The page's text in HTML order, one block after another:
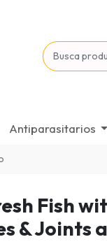
Antiparasitarios
Fish
&